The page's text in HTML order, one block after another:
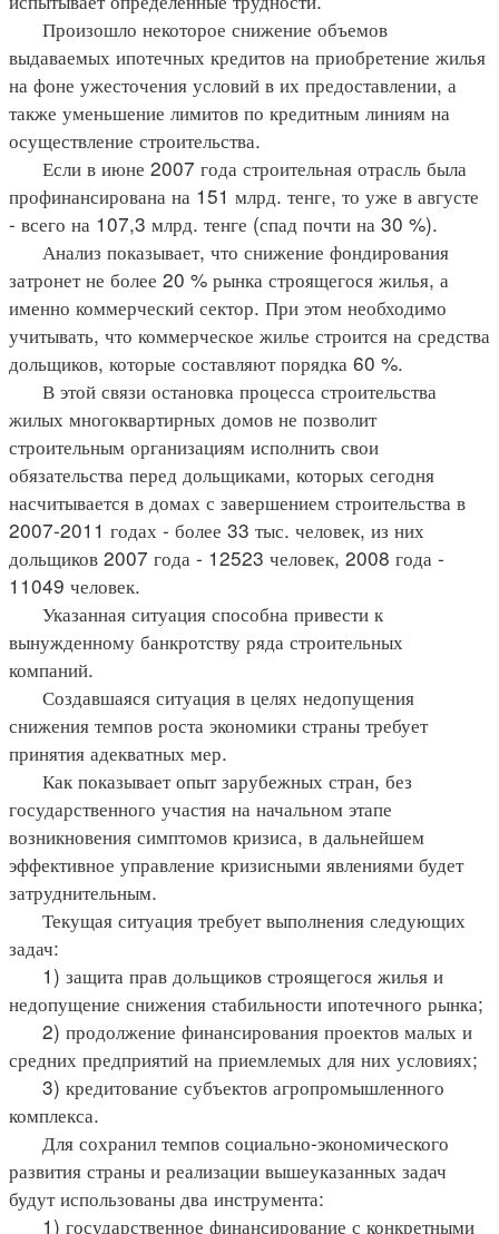
Произошло некоторое снижение объемов
выдаваемых ипотечных кредитов на приобретение жилья
на фоне ужесточения условий в их предоставлении, а
также уменьшение лимитов по кредитным линиям на
осуществление строительства.
Если в июне 2007 года строительная отрасль была
профинансирована на 151 млрд. тенге, то уже в августе
- всего на 107,3 млрд. тенге (спад почти на 30 %).
Анализ показывает, что снижение фондирования
затронет не более 20 % рынка строящегося жилья, а
именно коммерческий сектор. При этом необходимо
учитывать, что коммерческое жилье строится на средства
дольщиков, которые составляют порядка 60 %.
В этой связи остановка процесса строительства
жилых многоквартирных домов не позволит
строительным организациям исполнить свои
обязательства перед дольщиками, которых сегодня
насчитывается в домах с завершением строительства в
2007-2011 годах - более 33 тыс. человек, из них
дольщиков 2007 года - 12523 человек, 2008 года -
11049 человек.
Указанная ситуация способна привести к
вынужденному банкротству ряда строительных
компаний.
Создавшаяся ситуация в целях недопущения
снижения темпов роста экономики страны требует
принятия адекватных мер.
Как показывает опыт зарубежных стран, без
государственного участия на начальном этапе
возникновения симптомов кризиса, в дальнейшем
эффективное управление кризисными явлениями будет
затруднительным.
Текущая ситуация требует выполнения следующих
задач:
1) защита прав дольщиков строящегося жилья и
недопущение снижения стабильности ипотечного рынка;
2) продолжение финансирования проектов малых и
средних предприятий на приемлемых для них условиях;
3) кредитование субъектов агропромышленного
комплекса.
Для сохранил темпов социально-экономического
развития страны и реализации вышеуказанных задач
будут использованы два инструмента:
1) государственное финансирование с конкретными